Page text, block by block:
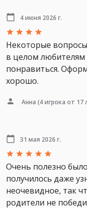
4 июня 2026 г.
Некоторые
в целом
понравиться.
хорошо.
Анна (4 игрока от 17
31 мая 2026 г.
Очень полезно
получилось даже
неочевидное, так
родители не